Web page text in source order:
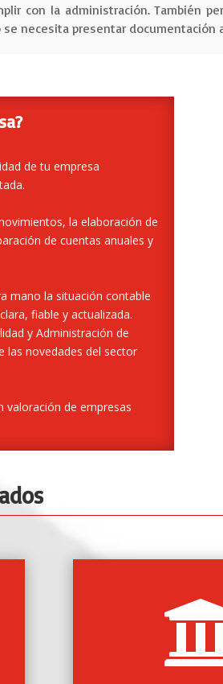
con la administración. También
necesita presentar documentación
de tu empresa
la elaboración de
de cuentas anuales y
mano la situación contable
fiable y actualizada.
y Administración de
las novedades del sector
valoración de empresas
Comparación entre
con los valores